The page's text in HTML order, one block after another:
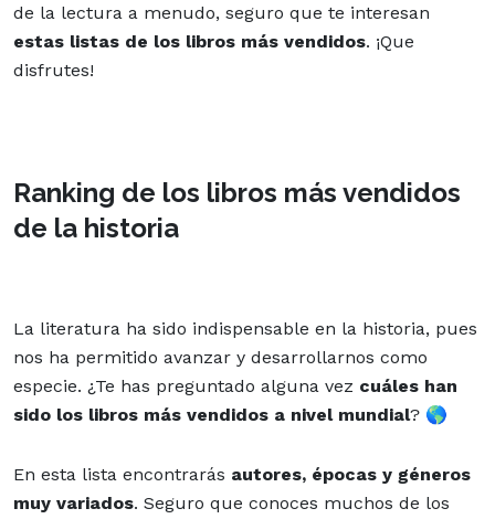
de la lectura a menudo, seguro que te interesan
estas listas de los libros más vendidos. ¡Que
disfrutes!
Ranking de los libros más vendidos
de la historia
La literatura ha sido indispensable en la historia, pues
nos ha permitido avanzar y desarrollarnos como
especie. ¿Te has preguntado alguna vez cuáles han
sido los libros más vendidos a nivel mundial? 🌎
En esta lista encontrarás autores, épocas y géneros
muy variados. Seguro que conoces muchos de los